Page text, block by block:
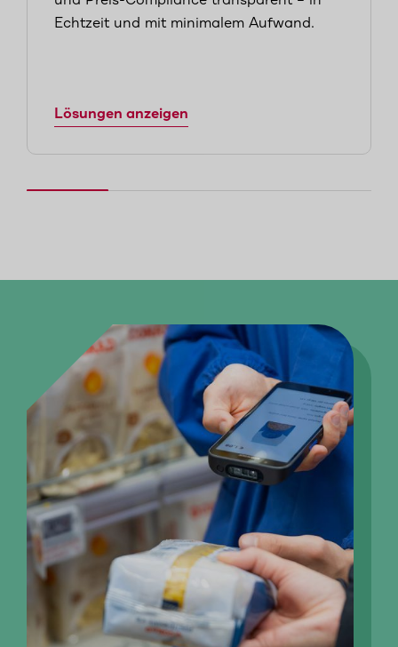
Echtzeit und mit minimalem Aufwand.
Lösungen anzeigen